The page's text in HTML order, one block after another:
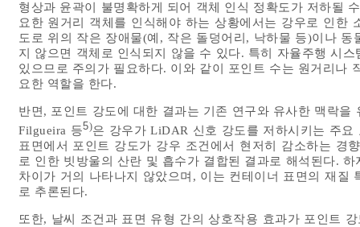
형상과 윤곽이 불명확하게 되어 객체 인식 정확도가 저하될
요한 원거리 객체를 인식해야 하는 상황에서는 강우로 인한
도로 위의 작은 장애물(예, 작은 돌덩어리, 낙하물 등)이나
지 않으면 객체로 인식되지 않을 수 있다. 특히 자율주행 시
있으므로 주의가 필요하다. 이와 같이 포인트 수는 원거리나
요한 역할을 한다.
반면, 포인트 강도에 대한 결과는 기존 연구와 유사한 맥락
Filgueira 등5)은 강우가 LiDAR 신호 강도를 저하시키는 주
표면에서 포인트 강도가 강우 조건에서 현저히 감소하는 경
로 인한 빗방울의 산란 및 흡수가 결합된 결과로 해석된다.
차이가 거의 나타나지 않았으며, 이는 컨테이너 표면의 재질
로 추론된다.
또한, 날씨 조건과 표면 유형 간의 상호작용 효과가 포인트